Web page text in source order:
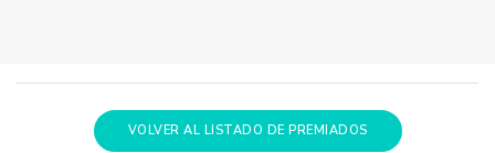
VOLVER AL LISTADO DE PREMIADOS